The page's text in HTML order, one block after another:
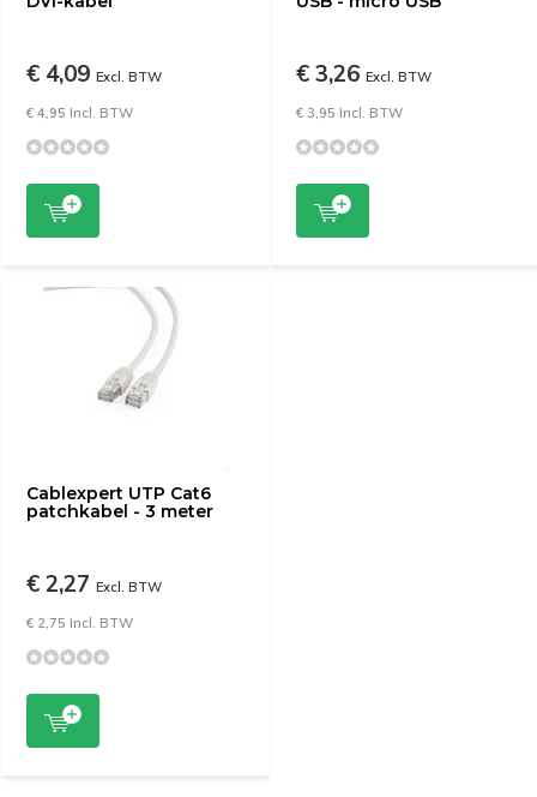
€ 4,09 Excl. BTW
€ 4,95 Incl. BTW
€ 3,26 Excl. BTW
€ 3,95 Incl. BTW
Cablexpert UTP Cat6
patchkabel - 3 meter
€ 2,27 Excl. BTW
€ 2,75 Incl. BTW